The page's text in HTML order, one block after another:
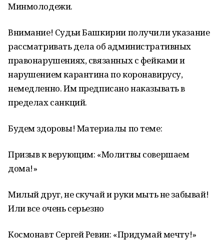
Минмолодежи.
Внимание! Судьи Башкирии получили указание
рассматривать дела об административных
правонарушениях, связанных с фейками и
нарушением карантина по коронавирусу,
немедленно. Им предписано наказывать в
пределах санкций.
Будем здоровы! Материалы по теме:
Призыв к верующим: «Молитвы совершаем
дома!»
Милый друг, не скучай и руки мыть не забывай!
Или все очень серьезно
Космонавт Сергей Ревин: «Придумай мечту!»